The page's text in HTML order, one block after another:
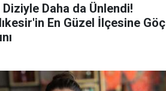
Daha da Ünlendi!
En Güzel İlçesine Göç